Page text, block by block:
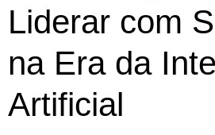
Liderar com
na Era da
Artificial